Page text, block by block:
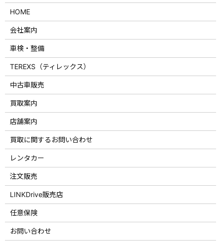
HOME
会社案内
車検・整備
TEREXS（ティレックス）
中古車販売
買取案内
店舗案内
買取に関するお問い合わせ
レンタカー
注文販売
LINKDrive販売店
任意保険
お問い合わせ